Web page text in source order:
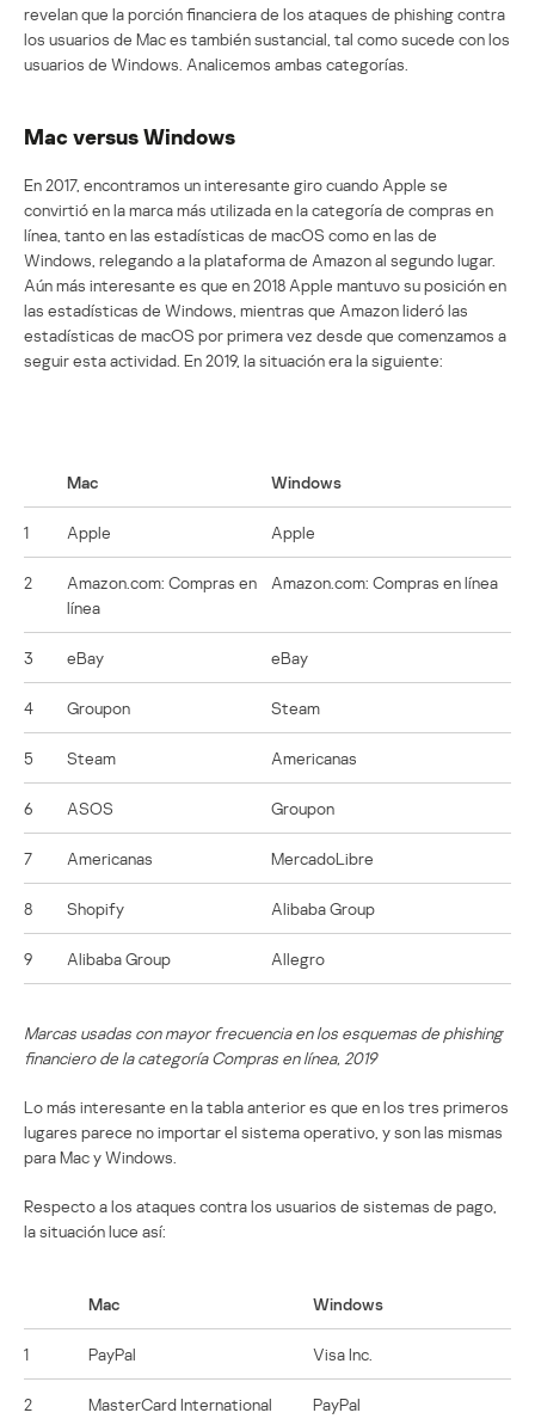
revelan que la porción financiera de los ataques de phishing contra
los usuarios de Mac es también sustancial, tal como sucede con los
usuarios de Windows. Analicemos ambas categorías.
Mac versus Windows
En 2017, encontramos un interesante giro cuando Apple se
convirtió en la marca más utilizada en la categoría de compras en
línea, tanto en las estadísticas de macOS como en las de
Windows, relegando a la plataforma de Amazon al segundo lugar.
Aún más interesante es que en 2018 Apple mantuvo su posición en
las estadísticas de Windows, mientras que Amazon lideró las
estadísticas de macOS por primera vez desde que comenzamos a
seguir esta actividad. En 2019, la situación era la siguiente:
Mac Windows
1 Apple Apple
2
Amazon.com: Compras en
línea
Amazon.com: Compras en línea
3 eBay eBay
4 Groupon Steam
5 Steam Americanas
6 ASOS Groupon
7 Americanas MercadoLibre
8 Shopify Alibaba Group
9 Alibaba Group Allegro
Marcas usadas con mayor frecuencia en los esquemas de phishing
financiero de la categoría Compras en línea, 2019
Lo más interesante en la tabla anterior es que en los tres primeros
lugares parece no importar el sistema operativo, y son las mismas
para Mac y Windows.
Respecto a los ataques contra los usuarios de sistemas de pago,
la situación luce así:
Mac Windows
1 PayPal Visa Inc.
2 MasterCard International PayPal